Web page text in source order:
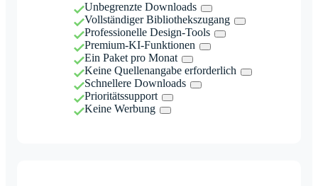
Unbegrenzte Downloads
Vollständiger Bibliothekszugang
Professionelle Design-Tools
Premium-KI-Funktionen
Ein Paket pro Monat
Keine Quellenangabe erforderlich
Schnellere Downloads
Prioritätssupport
Keine Werbung